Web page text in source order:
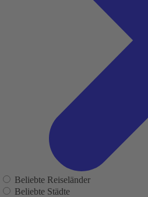
Beliebte Reiseländer
Beliebte Städte